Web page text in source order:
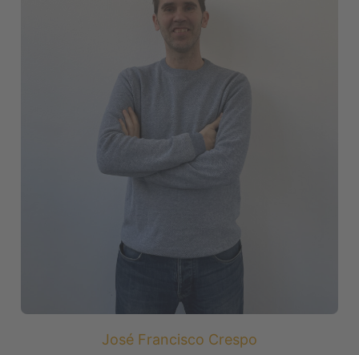
José Francisco Crespo